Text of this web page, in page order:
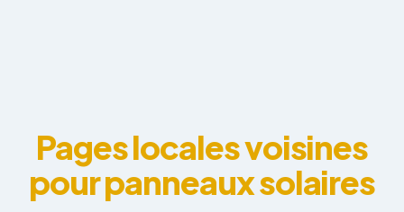
Pages locales voisines
pour panneaux solaires